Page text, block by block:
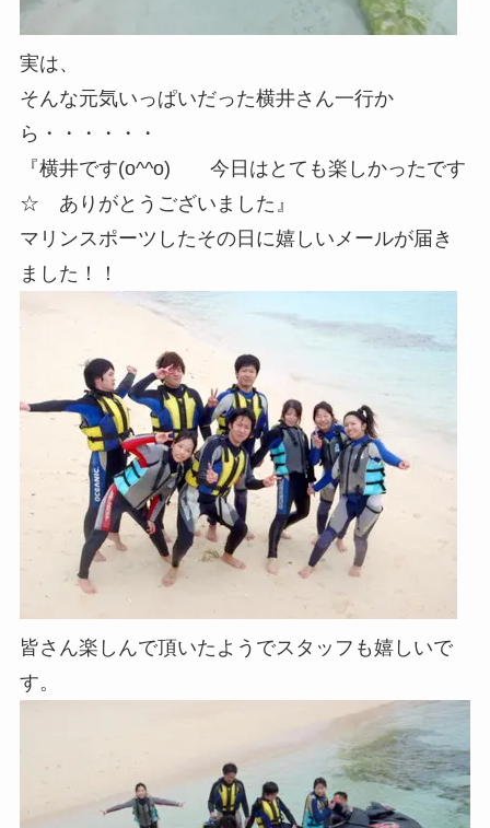
実は、
そんな元気いっぱいだった横井さん一行か
ら・・・・・・
『横井です(o^^o) 今日はとても楽しかったです
☆ ありがとうございました』
マリンスポーツしたその日に嬉しいメールが届き
ました！！
皆さん楽しんで頂いたようでスタッフも嬉しいで
す。